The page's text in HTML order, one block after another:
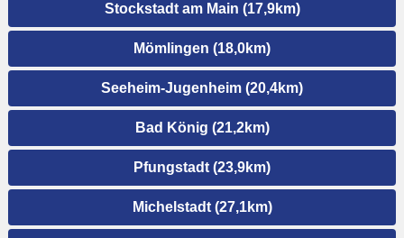
Stockstadt am Main (17,9km)
Mömlingen (18,0km)
Seeheim-Jugenheim (20,4km)
Bad König (21,2km)
Pfungstadt (23,9km)
Michelstadt (27,1km)